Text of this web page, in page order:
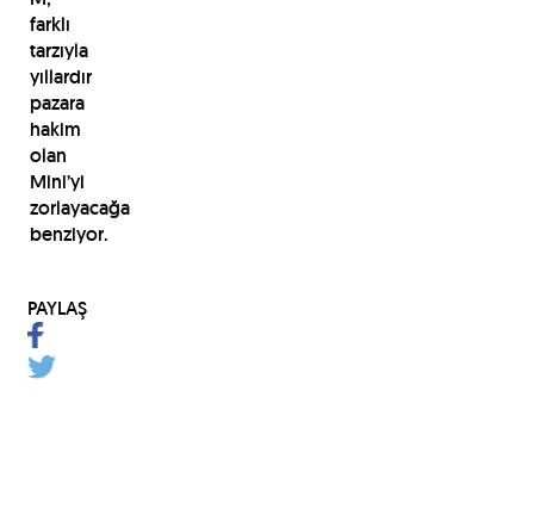
farklı
tarzıyla
yıllardır
pazara
hakim
olan
Mini’yi
zorlayacağa
benziyor.
PAYLAŞ